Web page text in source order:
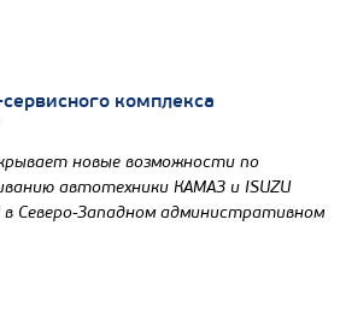
6580
комплекса
новые возможности по
автотехники КАМАЗ и ISUZU
Северо-Западном административном